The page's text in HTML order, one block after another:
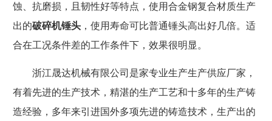
蚀、抗磨损，且韧性好等特点，使用合金钢复合材质生产
出的破碎机锤头 ，使用寿命可比普通锤头高出好几倍。适
合在工况条件差的工作条件下，效果很明显。
浙江晟达机械有限公司是家专业生产生产供应厂家，
有着先进的生产技术，精湛的生产工艺和十多年的生产铸
造经验，多年来引进国外多项先进的铸造技术，生产出的